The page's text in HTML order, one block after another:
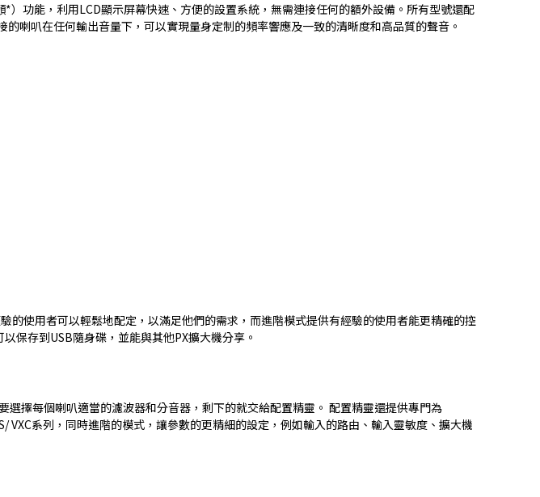
功能，利用LCD顯示屏幕快速、方便的設置系統，無需連接任何的額外設備。所有型號還配
喇叭在任何輸出音量下，可以實現量身定制的頻率響應及一致的清晰度和高品質的聲音。
使用者可以輕鬆地配定，以滿足他們的需求，而進階模式提供有經驗的使用者能更精確的控
保存到USB隨身碟，並能與其他PX擴大機分享。
擇每個喇叭適當的濾波器和分音器，剩下的就交給配置精靈。 配置精靈還提供專門為
系列，同時進階的模式，讓參數的更精細的設定，例如輸入的路由、輸入靈敏度、擴大機